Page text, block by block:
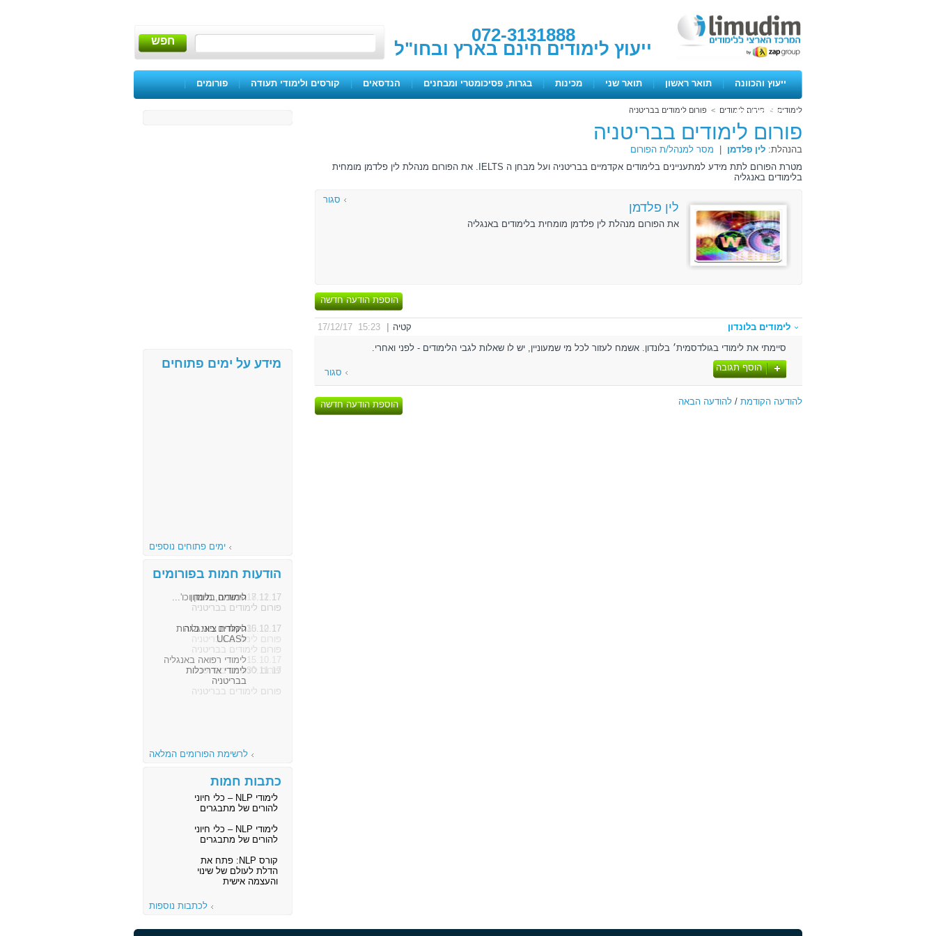
072-3131888
ייעוץ לימודים חינם בארץ ובחו"ל חפש
ייעוץ והכוונה | תואר ראשון | תואר שני | מכינות | בגרות, פסיכומטרי ומבחנים | הנדסאים | קורסים ולימודי תעודה | פורומים |
ימים פתוחיםלימודים > פורום לימודים > פורום לימודים בבריטניה
פורום לימודים בבריטניה
בהנהלת: לין פלדמן
מסר למנהל/ת הפורום
מטרת הפורום לתת מידע למתעניינים בלימודים אקדמיים בבריטניה ועל מבחן ה IELTS. את הפורום מנהלת לין פלדמן מומחית
בלימודים באנגליה
לין פלדמן
את הפורום מנהלת לין פלדמן מומחית בלימודים באנגליה
סגור
הוספת הודעה חדשה
לימודים בלונדון קטיה
15:23 17/12/17
סיימתי את לימודי בגולדסמית׳ בלונדון. אשמח לעזור לכל מי שמעוניין, יש לו שאלות לגבי הלימודים - לפני ואחרי.
הוסף תגובה
סגור
הוספת הודעה חדשה להודעה הקודמת / להודעה הבאה
מידע על ימים פתוחים
ימים פתוחים נוספים
הודעות חמות בפורומים
8.11.17 הרשמה, מימון וכו'...
פורום לימודים בבריטניה
30.10.17לימודים באנגליה
פורום לימודים בבריטניה
15.10.17לימודי רפואה באנגליה
פורום לימודים בבריטניה
לרשימת הפורומים המלאה
כתבות חמות
לימודי NLP – כלי חיוני
להורים של מתבגרים
לימודי NLP – כלי חיוני
להורים של מתבגרים
קורס NLP: פתח את
הדלת לעולם של שינוי
והעצמה אישית
לכתבות נוספות